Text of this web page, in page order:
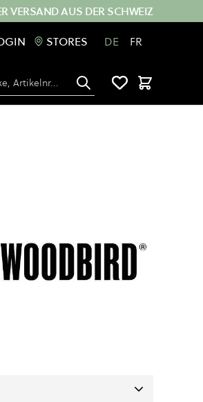
VERSAND AUS DER SCHWEIZ
STORES DE FR
Suche Warenkorb